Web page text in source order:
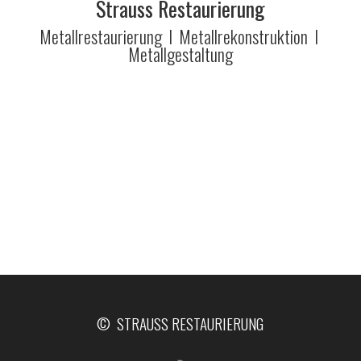
Strauss Restaurierung
Metallrestaurierung I Metallrekonstruktion I
Metallgestaltung
© STRAUSS RESTAURIERUNG